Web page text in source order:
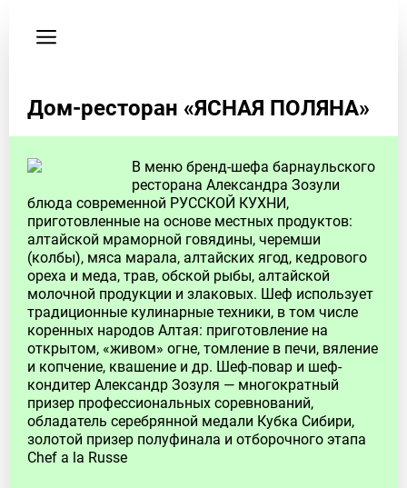
соглашение
работы
чт
00:00;
пт
сб
12:00
03:00
Адрес:
Алтайский
край,
Дом-ресторан «ЯСНАЯ ПОЛЯНА»
В меню бренд-шефа барнаульского
ресторана Александра Зозули
блюда современной РУССКОЙ КУХНИ,
приготовленные на основе местных продуктов:
алтайской мраморной говядины, черемши
(колбы), мяса марала, алтайских ягод, кедрового
ореха и меда, трав, обской рыбы, алтайской
молочной продукции и злаковых. Шеф использует
традиционные кулинарные техники, в том числе
коренных народов Алтая: приготовление на
открытом, «живом» огне, томление в печи, вяление
и копчение, квашение и др. Шеф-повар и шеф-
кондитер Александр Зозуля — многократный
призер профессиональных соревнований,
обладатель серебрянной медали Кубка Сибири,
золотой призер полуфинала и отборочного этапа
Chef a la Russe